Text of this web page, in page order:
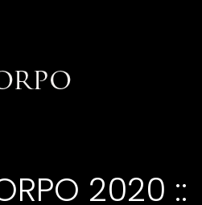
2020 ::